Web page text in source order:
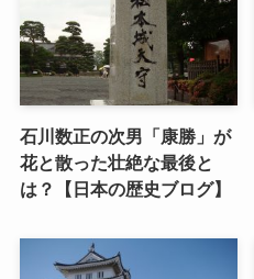
石川数正の次男「康勝」が
花と散った壮絶な最後と
は？【日本の歴史ブログ】